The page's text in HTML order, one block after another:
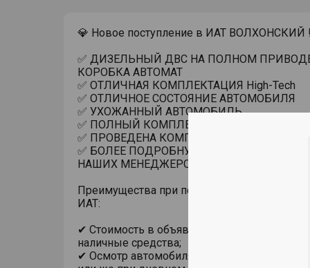
💎 Новое поступление в ИАТ ВОЛХОНСКИЙ
✅ ДИЗЕЛЬНЫЙ ДВС НА ПОЛНОМ
КОРОБКА АВТОМАТ
✅ ОТЛИЧНАЯ КОМПЛЕКТАЦИЯ High-Tech
✅ ОТЛИЧНОЕ СОСТОЯНИЕ АВТОМОБИЛЯ
✅ УХОЖАННЫЙ АВТОМОБИЛЬ
✅ ПОЛНЫЙ КОМПЛЕКТ КЛЮЧЕЙ И
✅ ПРОВЕДЕНА КОМПЛЕКСНАЯ
✅ БОЛЕЕ ПОДРОБНУЮ ИНФОРМАЦИЮ
НАШИХ МЕНЕДЖЕРОВ.
Преимущества при покупке автомобиля с
ИАТ:
✔ Стоимость в объявлении актуальна при
наличные средства;
✔ Осмотр автомобиля в помещении, на